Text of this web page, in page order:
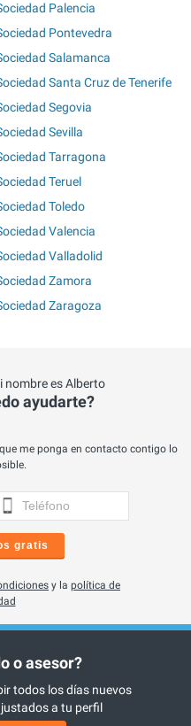
Palencia
Pontevedra
Salamanca
Santa Cruz de Tenerife
Segovia
Sevilla
Tarragona
Teruel
Toledo
Valencia
Valladolid
Zamora
Zaragoza
nombre es Alberto
ayudarte?
me ponga en contacto contigo lo
gratis
y la política de
o asesor?
todos los días nuevos
a tu perfil